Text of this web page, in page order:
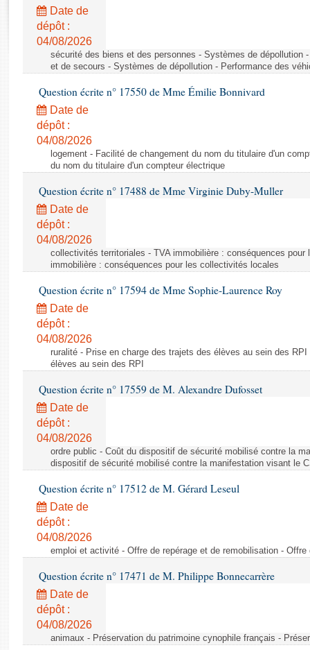
Rapports législatifs
Rapports sur l'application des lois
Baromètre de l’application des lois
Dossiers législatifs
Budget et sécurité sociale
Questions écrites et orales
Comptes rendus des débats
Date de
dépôt :
04/08/2026
sécurité des biens et des personnes - Systèmes de dépollution
et de secours - Systèmes de dépollution - Performance des
Question écrite n° 17550 de Mme Émilie Bonnivard
Date de
dépôt :
04/08/2026
logement - Facilité de changement du nom du titulaire d'un
du nom du titulaire d'un compteur électrique
Question écrite n° 17488 de Mme Virginie Duby-Muller
Date de
dépôt :
04/08/2026
collectivités territoriales - TVA immobilière : conséquences
immobilière : conséquences pour les collectivités locales
Question écrite n° 17594 de Mme Sophie-Laurence Roy
Date de
dépôt :
04/08/2026
ruralité - Prise en charge des trajets des élèves au sein des
élèves au sein des RPI
Question écrite n° 17559 de M. Alexandre Dufosset
Date de
dépôt :
04/08/2026
ordre public - Coût du dispositif de sécurité mobilisé contre la
dispositif de sécurité mobilisé contre la manifestation visant le
Question écrite n° 17512 de M. Gérard Leseul
Date de
dépôt :
04/08/2026
emploi et activité - Offre de repérage et de remobilisation -
Question écrite n° 17471 de M. Philippe Bonnecarrère
Date de
dépôt :
04/08/2026
animaux - Préservation du patrimoine cynophile français -